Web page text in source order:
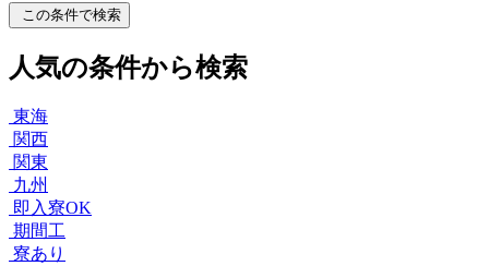
この条件で検索
人気の条件から検索
東海
関西
関東
九州
即入寮OK
期間工
寮あり